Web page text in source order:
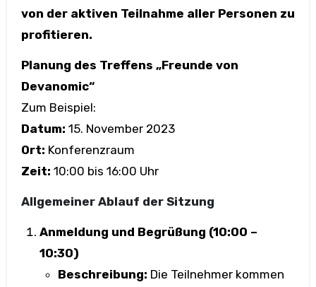
von der aktiven Teilnahme aller Personen zu
profitieren.
Planung des Treffens „Freunde von
Devanomic“
Zum Beispiel:
Datum: 15. November 2023
Ort: Konferenzraum
Zeit: 10:00 bis 16:00 Uhr
Allgemeiner Ablauf der Sitzung
Anmeldung und Begrüßung (10:00 –
10:30)
Beschreibung: Die Teilnehmer kommen